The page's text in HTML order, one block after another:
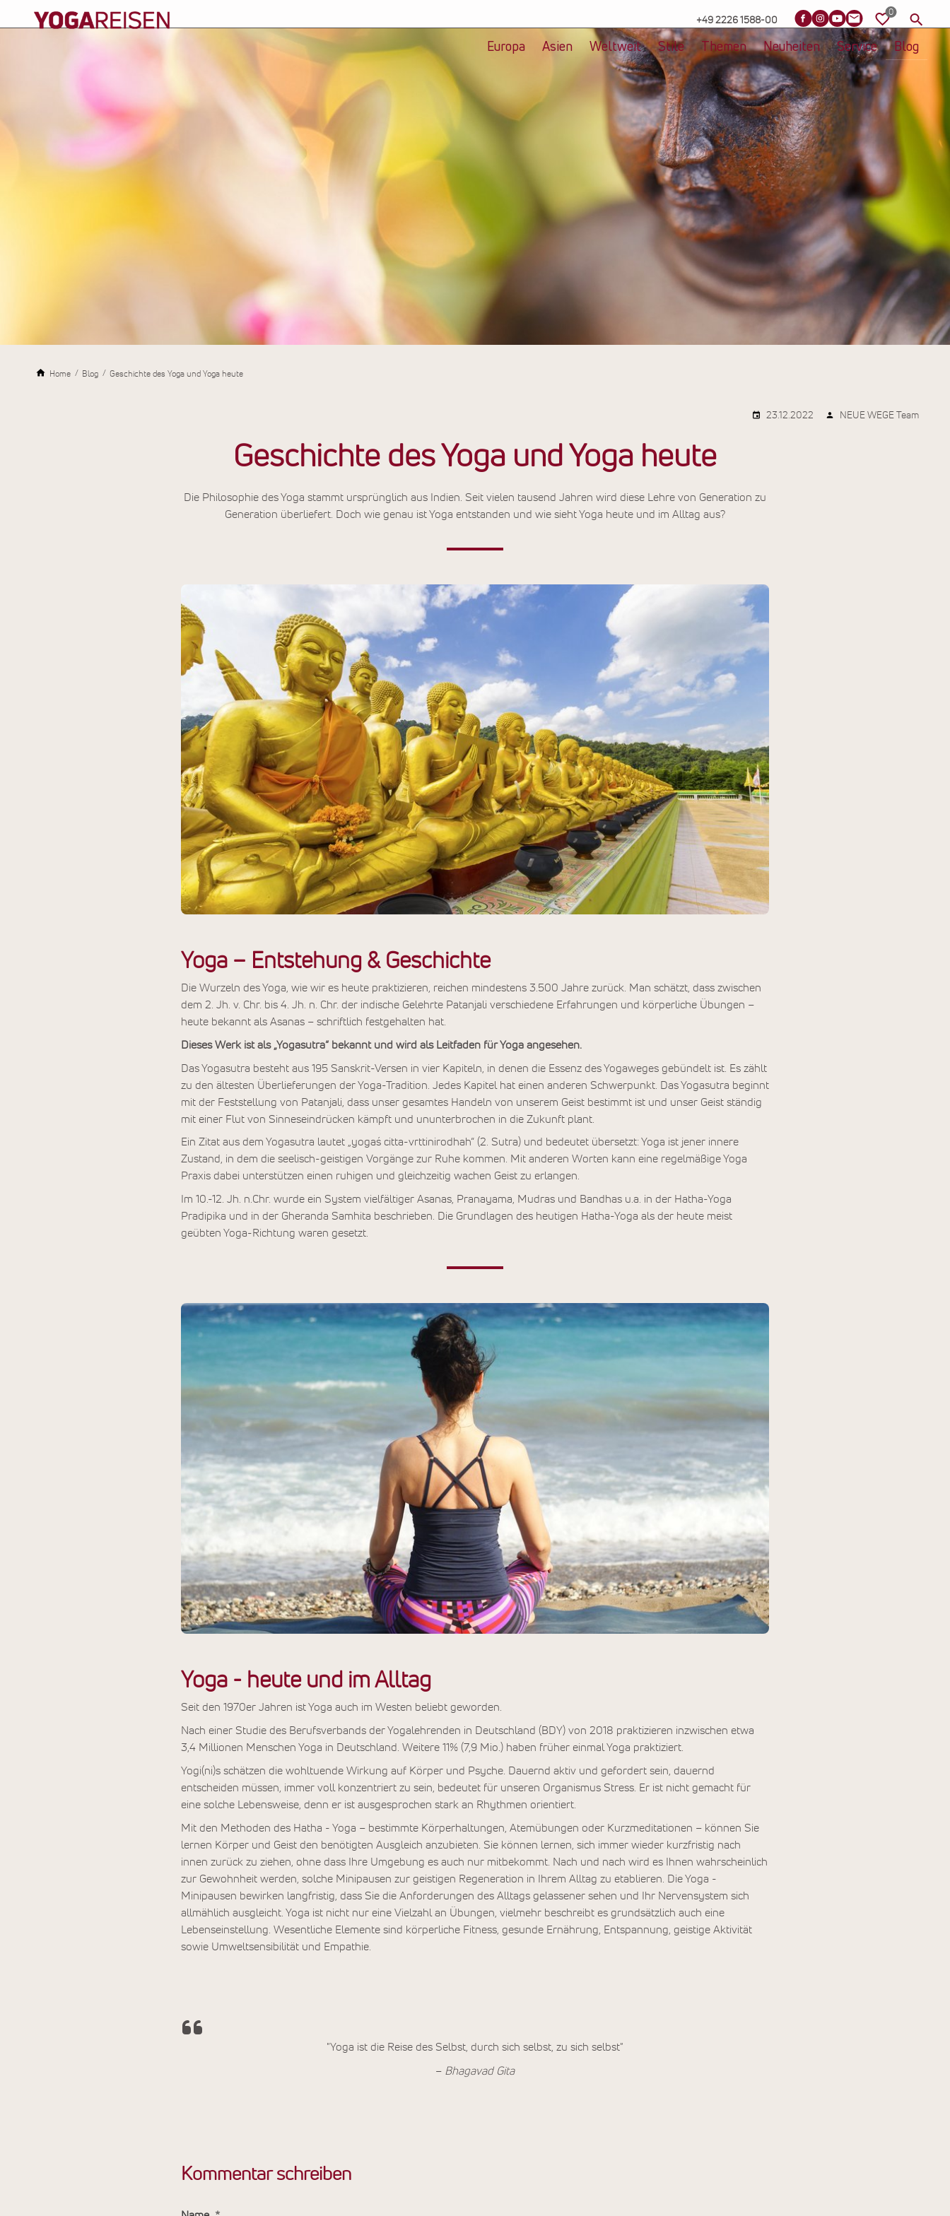
+49 2226 1588-00
Europa Asien Weltweit Stile Themen Neuheiten Service Blog
Home Blog Geschichte des Yoga und Yoga heute
23.12.2022 NEUE WEGE Team
Geschichte des Yoga und Yoga heute
Die Philosophie des Yoga stammt ursprünglich aus Indien. Seit vielen tausend Jahren wird diese Lehre von Generation zu
Generation überliefert. Doch wie genau ist Yoga entstanden und wie sieht Yoga heute und im Alltag aus?
Yoga – Entstehung & Geschichte
Die Wurzeln des Yoga, wie wir es heute praktizieren, reichen mindestens 3.500 Jahre zurück. Man schätzt, dass zwischen
dem 2. Jh. v. Chr. bis 4. Jh. n. Chr. der indische Gelehrte Patanjali verschiedene Erfahrungen und körperliche Übungen –
heute bekannt als Asanas – schriftlich festgehalten hat.
Dieses Werk ist als „Yogasutra“ bekannt und wird als Leitfaden für Yoga angesehen.
Das Yogasutra besteht aus 195 Sanskrit-Versen in vier Kapiteln, in denen die Essenz des Yogaweges gebündelt ist. Es zählt
zu den ältesten Überlieferungen der Yoga-Tradition. Jedes Kapitel hat einen anderen Schwerpunkt. Das Yogasutra beginnt
mit der Feststellung von Patanjali, dass unser gesamtes Handeln von unserem Geist bestimmt ist und unser Geist ständig
mit einer Flut von Sinneseindrücken kämpft und ununterbrochen in die Zukunft plant.
Ein Zitat aus dem Yogasutra lautet „yogaś citta-vrttinirodhah“ (2. Sutra) und bedeutet übersetzt: Yoga ist jener innere
Zustand, in dem die seelisch-geistigen Vorgänge zur Ruhe kommen. Mit anderen Worten kann eine regelmäßige Yoga
Praxis dabei unterstützen einen ruhigen und gleichzeitig wachen Geist zu erlangen.
Im 10.-12. Jh. n.Chr. wurde ein System vielfältiger Asanas, Pranayama, Mudras und Bandhas u.a. in der Hatha-Yoga
Pradipika und in der Gheranda Samhita beschrieben. Die Grundlagen des heutigen Hatha-Yoga als der heute meist
geübten Yoga-Richtung waren gesetzt.
Yoga - heute und im Alltag
Seit den 1970er Jahren ist Yoga auch im Westen beliebt geworden.
Nach einer Studie des Berufsverbands der Yogalehrenden in Deutschland (BDY) von 2018 praktizieren inzwischen etwa
3,4 Millionen Menschen Yoga in Deutschland. Weitere 11% (7,9 Mio.) haben früher einmal Yoga praktiziert.
Yogi(ni)s schätzen die wohltuende Wirkung auf Körper und Psyche. Dauernd aktiv und gefordert sein, dauernd
entscheiden müssen, immer voll konzentriert zu sein, bedeutet für unseren Organismus Stress. Er ist nicht gemacht für
eine solche Lebensweise, denn er ist ausgesprochen stark an Rhythmen orientiert.
Mit den Methoden des Hatha - Yoga – bestimmte Körperhaltungen, Atemübungen oder Kurzmeditationen – können Sie
lernen Körper und Geist den benötigten Ausgleich anzubieten. Sie können lernen, sich immer wieder kurzfristig nach
innen zurück zu ziehen, ohne dass Ihre Umgebung es auch nur mitbekommt. Nach und nach wird es Ihnen wahrscheinlich
zur Gewohnheit werden, solche Minipausen zur geistigen Regeneration in Ihrem Alltag zu etablieren. Die Yoga -
Minipausen bewirken langfristig, dass Sie die Anforderungen des Alltags gelassener sehen und Ihr Nervensystem sich
allmählich ausgleicht. Yoga ist nicht nur eine Vielzahl an Übungen, vielmehr beschreibt es grundsätzlich auch eine
Lebenseinstellung. Wesentliche Elemente sind körperliche Fitness, gesunde Ernährung, Entspannung, geistige Aktivität
sowie Umweltsensibilität und Empathie.
"Yoga ist die Reise des Selbst, durch sich selbst, zu sich selbst"
– Bhagavad Gita
Kommentar schreiben